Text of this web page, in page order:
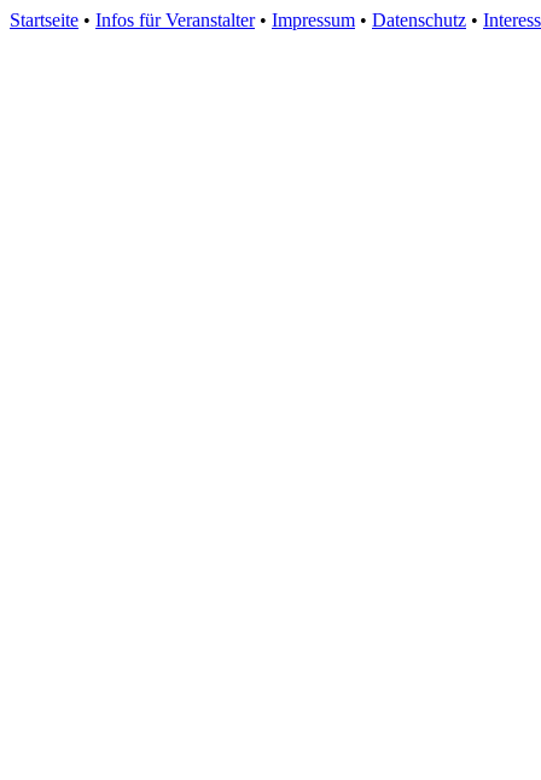
Startseite • Infos für Veranstalter• Impressum • Datenschutz •